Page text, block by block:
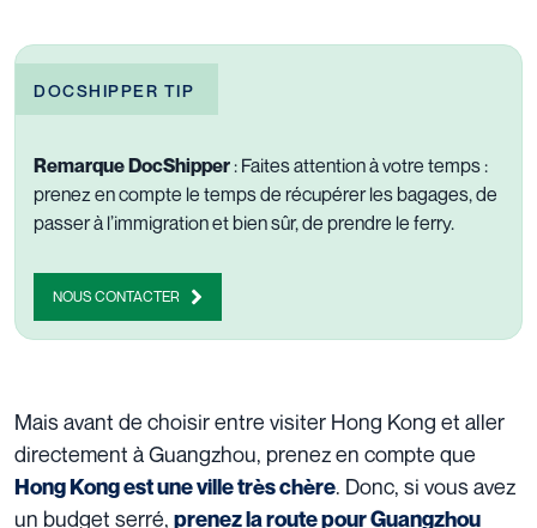
DOCSHIPPER TIP
Remarque DocShipper : Faites attention à votre temps :
prenez en compte le temps de récupérer les bagages, de
passer à l’immigration et bien sûr, de prendre le ferry.
NOUS CONTACTER
Mais avant de choisir entre visiter Hong Kong et aller
directement à Guangzhou, prenez en compte que
Hong Kong est une ville très chère. Donc, si vous avez
un budget serré, prenez la route pour Guangzhou